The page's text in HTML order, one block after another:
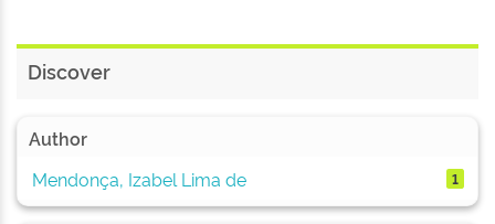
Discover
Author
Mendonça, Izabel Lima de
1